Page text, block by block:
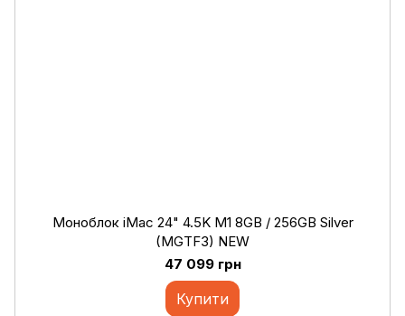
Моноблок iMac 24" 4.5K M1 8GB / 256GB Silver
(MGTF3) NEW
47 099 грн
Купити